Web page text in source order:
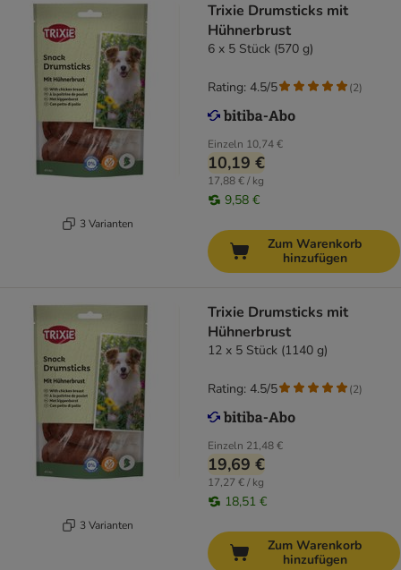
3 Varianten
Trixie Drumsticks mit
Hühnerbrust
6 x 5 Stück (570 g)
Einzeln 10,74 €
10,19 €
17,88 € / kg
9,58 €
Rating: 4.5/5 (2)
Zum Warenkorb
hinzufügen
3 Varianten
Trixie Drumsticks mit
Hühnerbrust
12 x 5 Stück (1140 g)
Einzeln 21,48 €
19,69 €
17,27 € / kg
18,51 €
Rating: 4.5/5 (2)
Zum Warenkorb
hinzufügen